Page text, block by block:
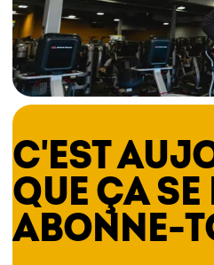
C'EST
QUE ÇA SE
ABONNE-